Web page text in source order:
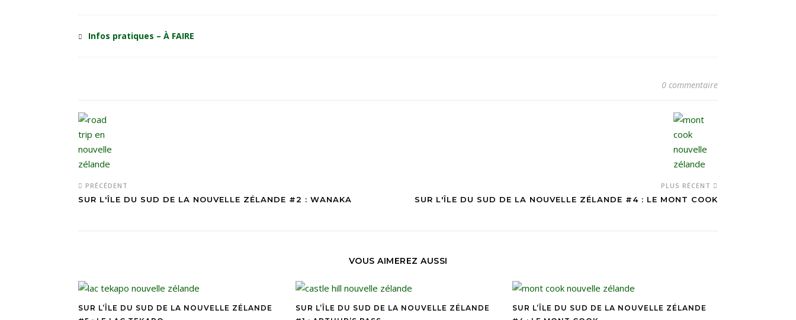
Infos pratiques – À FAIRE
0 commentaire
PRÉCÉDENT
SUR L'ÎLE DU SUD DE LA NOUVELLE ZÉLANDE #2 : WANAKA
PLUS RÉCENT
SUR L'ÎLE DU SUD DE LA NOUVELLE ZÉLANDE #4 : LE MONT COOK
VOUS AIMEREZ AUSSI
SUR L’ÎLE DU SUD DE LA NOUVELLE ZÉLANDE
SUR L’ÎLE DU SUD DE LA NOUVELLE ZÉLANDE
SUR L’ÎLE DU SUD DE LA NOUVELLE ZÉLANDE